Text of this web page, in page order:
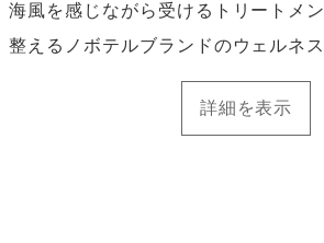
海風を感じながら受けるトリートメ
整えるノボテルブランドのウェルネス
詳細を表示